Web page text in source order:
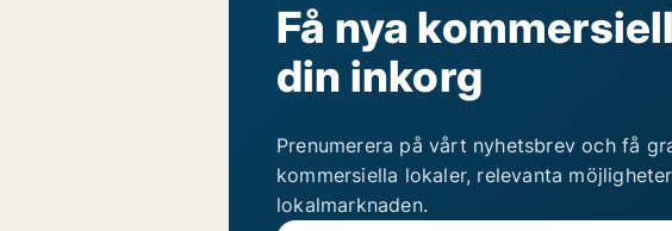
Få nya
din inkorg
Prenumerera på vårt nyhetsbrev och få
kommersiella lokaler, relevanta
lokalmarknaden.